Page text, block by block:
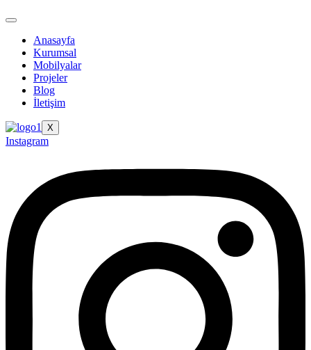
Anasayfa
Kurumsal
Mobilyalar
Projeler
Blog
İletişim
X
Instagram